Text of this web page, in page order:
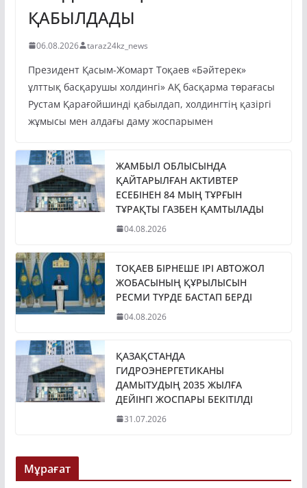
ҚАБЫЛДАДЫ
Президент Қасым-Жомарт Тоқаев «Бәйтерек»
ұлттық басқарушы холдингі» АҚ басқарма төрағасы
Рустам Қарағойшинді қабылдап, холдингтің қазіргі
жұмысы мен алдағы даму жоспарымен
ЖАМБЫЛ ОБЛЫСЫНДА
ҚАЙТАРЫЛҒАН АКТИВТЕР
ЕСЕБІНЕН 84 МЫҢ ТҰРҒЫН
ТҰРАҚТЫ ГАЗБЕН ҚАМТЫЛАДЫ
ТОҚАЕВ БІРНЕШЕ ІРІ АВТОЖОЛ
ЖОБАСЫНЫҢ ҚҰРЫЛЫСЫН
РЕСМИ ТҮРДЕ БАСТАП БЕРДІ
ҚАЗАҚСТАНДА
ГИДРОЭНЕРГЕТИКАНЫ
ДАМЫТУДЫҢ 2035 ЖЫЛҒА
ДЕЙІНГІ ЖОСПАРЫ БЕКІТІЛДІ
Мұрағат